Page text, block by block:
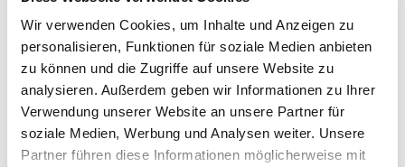
Wir verwenden Cookies, um Inhalte und Anzeigen zu
personalisieren, Funktionen für soziale Medien anbieten
zu können und die Zugriffe auf unsere Website zu
analysieren. Außerdem geben wir Informationen zu Ihrer
Verwendung unserer Website an unsere Partner für
soziale Medien, Werbung und Analysen weiter. Unsere
Partner führen diese Informationen möglicherweise mit